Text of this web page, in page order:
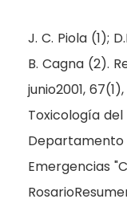
J. C. Piola (1);
B. Cagna (2).
junio2001,
Toxicología del
Departamento
Emergencias